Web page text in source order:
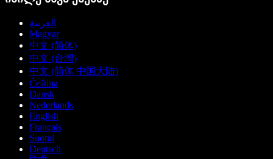
العربية
Magyar
中文 (简体)
中文 (台灣)
中文 (简体 中国大陆)
Čeština
Dansk
Nederlands
English
Français
Suomi
Deutsch